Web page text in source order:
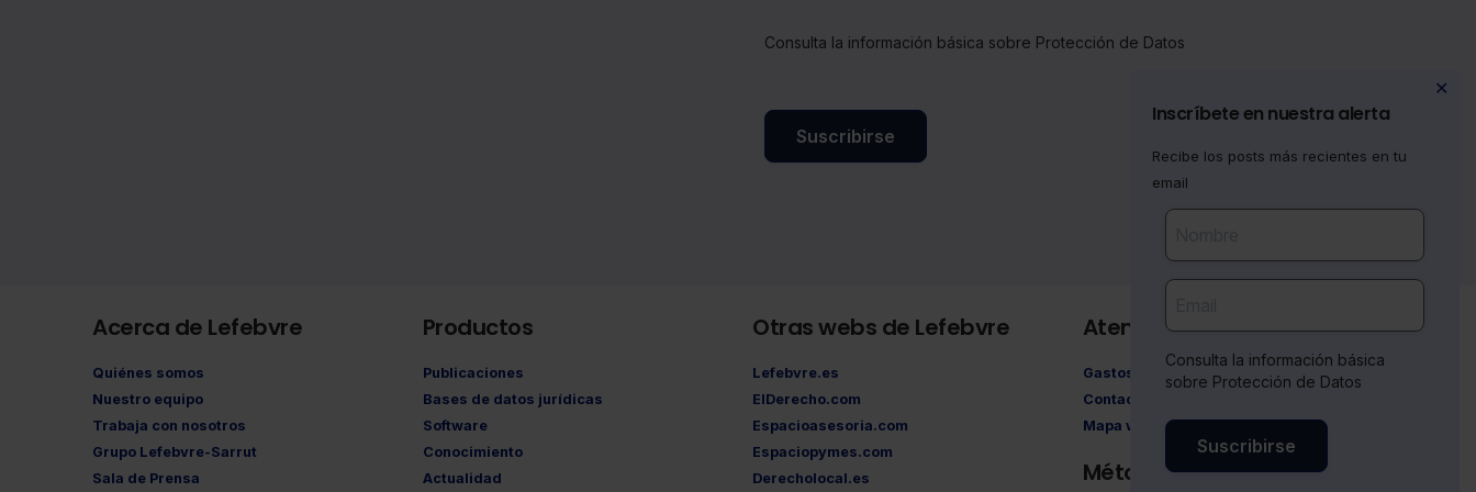
Consulta la información básica sobre Protección de Datos
Suscribirse
✕
Inscríbete en nuestra alerta
Recibe los posts más recientes en tu
email
Consulta la información básica
sobre Protección de Datos
Suscribirse
Acerca de Lefebvre
Quiénes somos
Nuestro equipo
Trabaja con nosotros
Grupo Lefebvre-Sarrut
Sala de Prensa
Productos
Publicaciones
Bases de datos jurídicas
Software
Conocimiento
Actualidad
Otras webs de Lefebvre
Lefebvre.es
ElDerecho.com
Espacioasesoria.com
Espaciopymes.com
Derecholocal.es
Atención al cliente
Gastos de envío
Contacto
Mapa web
Métodos de pago